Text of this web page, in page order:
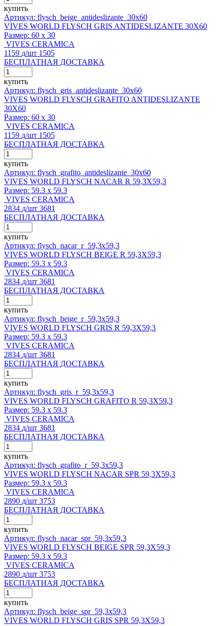
купить
Артикул: flysch_beige_antideslizante_30x60
VIVES WORLD FLYSCH GRIS ANTIDESLIZANTE 30X60
Размер: 60 x 30
VIVES CERAMICA
1159 д/шт 1505
БЕСПЛАТНАЯ ДОСТАВКА
купить
Артикул: flysch_gris_antideslizante_30x60
VIVES WORLD FLYSCH GRAFITO ANTIDESLIZANTE
30X60
Размер: 60 x 30
VIVES CERAMICA
1159 д/шт 1505
БЕСПЛАТНАЯ ДОСТАВКА
купить
Артикул: flysch_grafito_antideslizante_30x60
VIVES WORLD FLYSCH NACAR R 59,3X59,3
Размер: 59.3 x 59.3
VIVES CERAMICA
2834 д/шт 3681
БЕСПЛАТНАЯ ДОСТАВКА
купить
Артикул: flysch_nacar_r_59,3x59,3
VIVES WORLD FLYSCH BEIGE R 59,3X59,3
Размер: 59.3 x 59.3
VIVES CERAMICA
2834 д/шт 3681
БЕСПЛАТНАЯ ДОСТАВКА
купить
Артикул: flysch_beige_r_59,3x59,3
VIVES WORLD FLYSCH GRIS R 59,3X59,3
Размер: 59.3 x 59.3
VIVES CERAMICA
2834 д/шт 3681
БЕСПЛАТНАЯ ДОСТАВКА
купить
Артикул: flysch_gris_r_59,3x59,3
VIVES WORLD FLYSCH GRAFITO R 59,3X59,3
Размер: 59.3 x 59.3
VIVES CERAMICA
2834 д/шт 3681
БЕСПЛАТНАЯ ДОСТАВКА
купить
Артикул: flysch_grafito_r_59,3x59,3
VIVES WORLD FLYSCH NACAR SPR 59,3X59,3
Размер: 59.3 x 59.3
VIVES CERAMICA
2890 д/шт 3753
БЕСПЛАТНАЯ ДОСТАВКА
купить
Артикул: flysch_nacar_spr_59,3x59,3
VIVES WORLD FLYSCH BEIGE SPR 59,3X59,3
Размер: 59.3 x 59.3
VIVES CERAMICA
2890 д/шт 3753
БЕСПЛАТНАЯ ДОСТАВКА
купить
Артикул: flysch_beige_spr_59,3x59,3
VIVES WORLD FLYSCH GRIS SPR 59,3X59,3